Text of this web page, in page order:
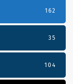
162
35
104